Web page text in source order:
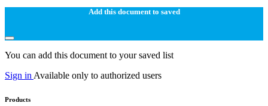
Add this document to saved
You can add this document to your saved list
Sign in Available only to authorized users
Products